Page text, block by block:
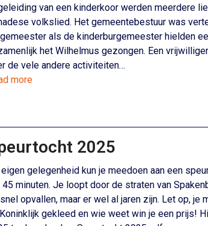
van een kinderkoor werden meerdere
volkslied. Het gemeentebestuur was
als de kinderburgemeester hielden
het Wilhelmus gezongen. Een
de vele andere activiteiten…
more
2025
eigen gelegenheid kun je meedoen aan een
minuten. Je loopt door de straten van
opvallen, maar er wel al jaren zijn. Let op, je
gekleed en wie weet win je een prijs!